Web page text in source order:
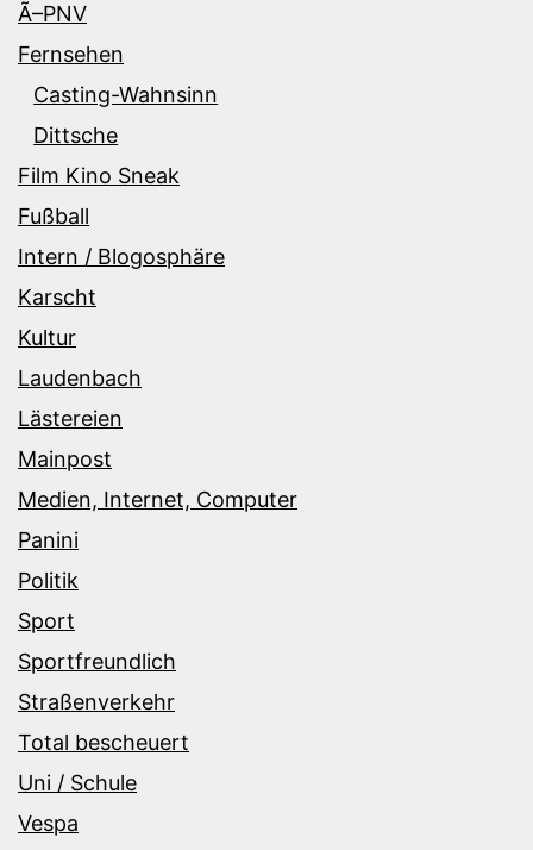
Ã–PNV
Fernsehen
Casting-Wahnsinn
Dittsche
Film Kino Sneak
Fußball
Intern / Blogosphäre
Karscht
Kultur
Laudenbach
Lästereien
Mainpost
Medien, Internet, Computer
Panini
Politik
Sport
Sportfreundlich
Straßenverkehr
Total bescheuert
Uni / Schule
Vespa